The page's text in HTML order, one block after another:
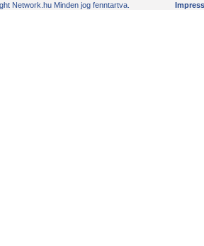
Network.hu Minden jog fenntartva.